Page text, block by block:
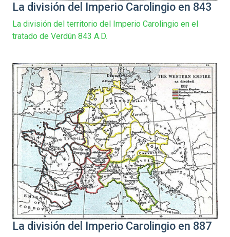
La división del Imperio Carolingio en 843
La división del territorio del Imperio Carolingio en el
tratado de Verdún 843 A.D.
La división del Imperio Carolingio en 887